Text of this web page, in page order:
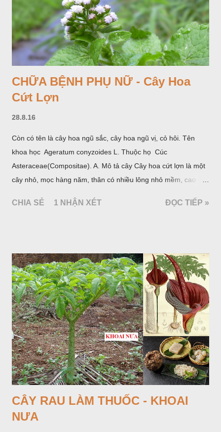
CHỮA BỆNH PHỤ NỮ - Cây Hoa
Cứt Lợn
28.8.16
Còn có tên là cây hoa ngũ sắc, cây hoa ngũ vị, cỏ hôi. Tên
khoa học Ageratum conyzoides L. Thuộc họ Cúc
Asteraceae(Compositae). A. Mô tả cây Cây hoa cứt lợn là một
cây nhỏ, mọc hàng năm, thân có nhiều lông nhỏ mềm, cao
đối hình trứng hay 3 cạnh, dài 2-6cm, rộng 1-3cm, mép có
CHIA SẺ 1 NHẬN XÉT ĐỌC TIẾP »
CÂY RAU LÀM THUỐC - KHOAI
NƯA